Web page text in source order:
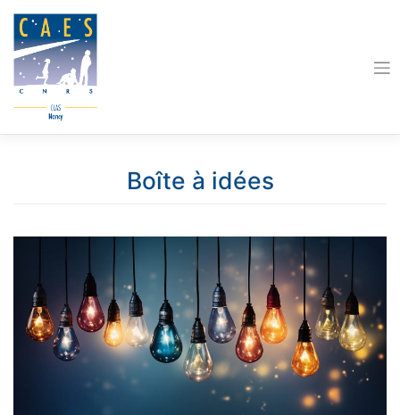
content
Boîte à idées